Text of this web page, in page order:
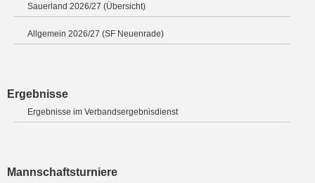
Sauerland 2026/27 (Übersicht)
Allgemein 2026/27 (SF Neuenrade)
Ergebnisse
Ergebnisse im Verbandsergebnisdienst
Mannschaftsturniere